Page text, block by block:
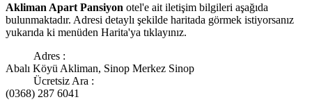
Akliman Apart Pansiyon otel'e ait iletişim bilgileri aşağıda
bulunmaktadır. Adresi detaylı şekilde haritada görmek istiyorsanız
yukarıda ki menüden Harita'ya tıklayınız.
Adres :
Abalı Köyü Akliman, Sinop Merkez Sinop
Ücretsiz Ara :
(0368) 287 6041